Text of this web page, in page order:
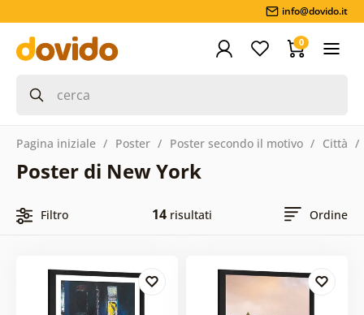
info@dovido.it
0
Pagina iniziale Poster Poster secondo il motivo Città
Poster di New York
Filtro 14 risultati Ordine